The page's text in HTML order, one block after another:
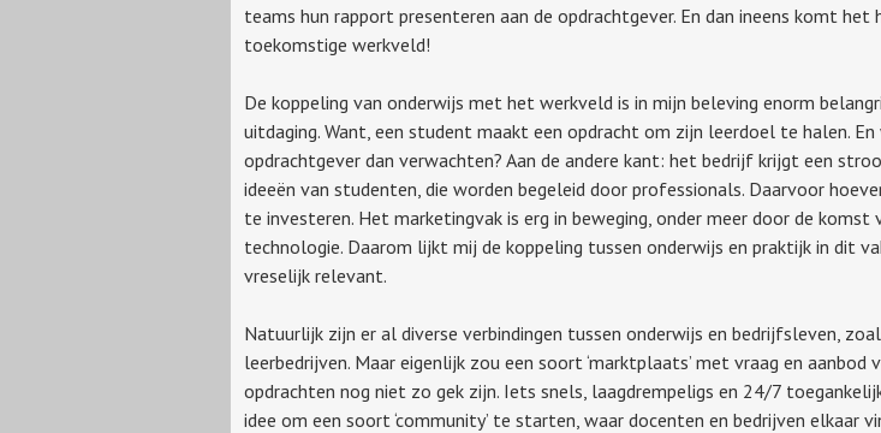
teams hun rapport presenteren aan de opdrachtgever. En dan ineens komt het
toekomstige werkveld!
De koppeling van onderwijs met het werkveld is in mijn beleving enorm
uitdaging. Want, een student maakt een opdracht om zijn leerdoel te halen.
opdrachtgever dan verwachten? Aan de andere kant: het bedrijf krijgt een
ideeën van studenten, die worden begeleid door professionals. Daarvoor
te investeren. Het marketingvak is erg in beweging, onder meer door de komst
technologie. Daarom lijkt mij de koppeling tussen onderwijs en praktijk in dit
vreselijk relevant.
Natuurlijk zijn er al diverse verbindingen tussen onderwijs en bedrijfsleven,
leerbedrijven. Maar eigenlijk zou een soort ‘marktplaats’ met vraag en aanbod
opdrachten nog niet zo gek zijn. Iets snels, laagdrempeligs en 24/7
idee om een soort ‘community’ te starten, waar docenten en bedrijven elkaar